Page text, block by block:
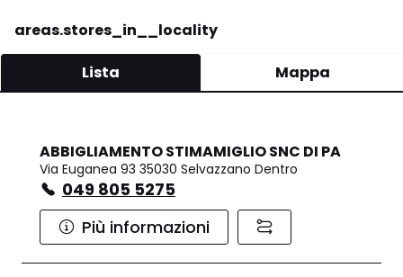
areas.stores_in__locality
Lista Mappa
ABBIGLIAMENTO STIMAMIGLIO SNC DI PA
Via Euganea 93 35030 Selvazzano Dentro
049 805 5275
Più informazioni